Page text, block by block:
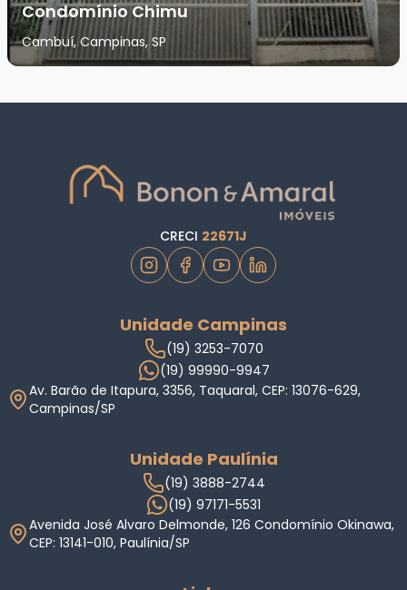
Condomínio Chimu
Cambuí, Campinas, SP
CRECI 22671J
Unidade Campinas
(19) 3253-7070
(19) 99990-9947
Av. Barão de Itapura, 3356, Taquaral, CEP: 13076-629,
Campinas/SP
Unidade Paulínia
(19) 3888-2744
(19) 97171-5531
Avenida José Alvaro Delmonde, 126 Condomínio Okinawa,
CEP: 13141-010, Paulínia/SP